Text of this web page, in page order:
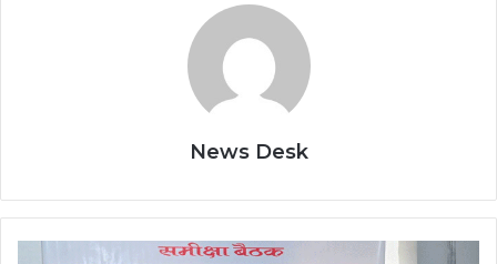
News Desk